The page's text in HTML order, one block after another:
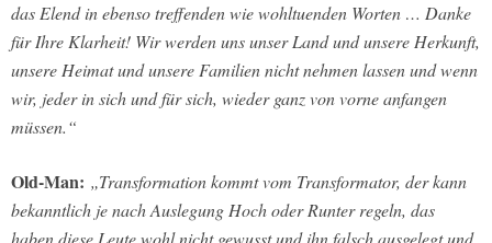
das Elend in ebenso treffenden wie wohltuenden Worten … Danke
für Ihre Klarheit! Wir werden uns unser Land und unsere Herkunft,
unsere Heimat und unsere Familien nicht nehmen lassen und wenn
wir, jeder in sich und für sich, wieder ganz von vorne anfangen
müssen.“
Old-Man: „Transformation kommt vom Transformator, der kann
bekanntlich je nach Auslegung Hoch oder Runter regeln, das